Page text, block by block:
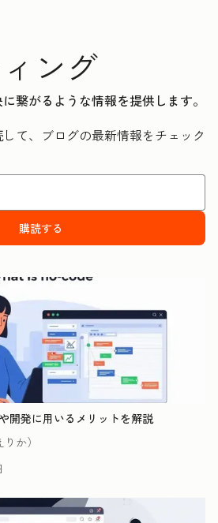
ング
繋がるような情報を提供します。
て、ブログの最新情報をチェック
購読する
開発に用いるメリットを解説
か）